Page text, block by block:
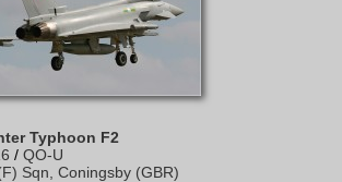
Typhoon F2
/ QO-U
Sqn, Coningsby (GBR)